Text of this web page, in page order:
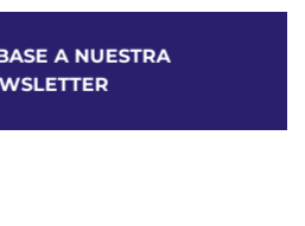
A NUESTRA